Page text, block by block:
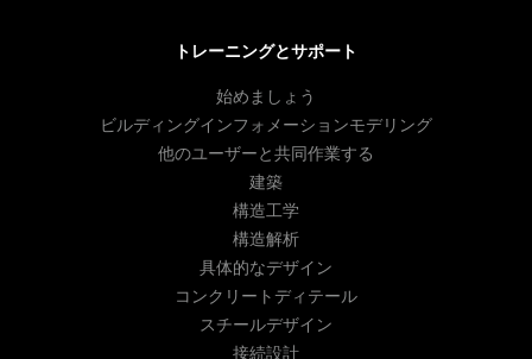
トレーニングとサポート
始めましょう
ビルディングインフォメーションモデリング
他のユーザーと共同作業する
建築
構造工学
構造解析
具体的なデザイン
コンクリートディテール
スチールデザイン
接続設計